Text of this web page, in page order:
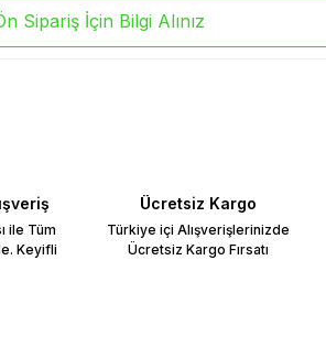
Sipariş İçin Bilgi Alınız
ile Tüm
Keyifli
Ücretsiz Kargo
Türkiye içi Alışverişlerinizde
Ücretsiz Kargo Fırsatı